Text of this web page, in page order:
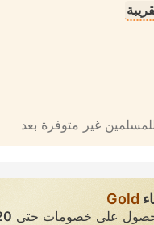
غير متوفرة بعد
Gold
على خصومات حتى